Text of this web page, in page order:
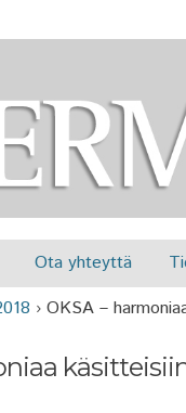
Ota yhteyttä
› OKSA –